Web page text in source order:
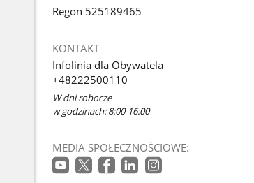
Regon 525189465
KONTAKT
Infolinia dla Obywatela
+48222500110
W dni robocze
w godzinach: 8:00-16:00
MEDIA SPOŁECZNOŚCIOWE: